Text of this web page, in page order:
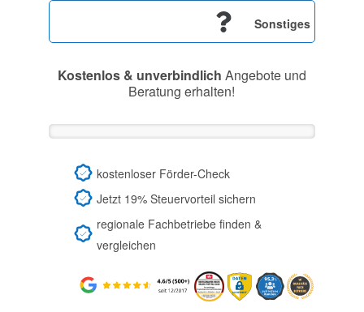
Sonstiges
Kostenlos & unverbindlich Angebote und
Beratung erhalten!
kostenloser Förder-Check
Jetzt 19% Steuervorteil sichern
regionale Fachbetriebe finden &
vergleichen